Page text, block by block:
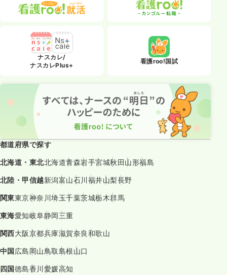
ナスカレ/
ナスカレPlus+
看護roo!国試
都道府県で探す
北海道・東北北海道青森岩手宮城秋田山形福島
北陸・甲信越新潟富山石川福井山梨長野
関東東京神奈川埼玉千葉茨城栃木群馬
東海愛知岐阜静岡三重
関西大阪京都兵庫滋賀奈良和歌山
中国広島岡山鳥取島根山口
四国徳島香川愛媛高知